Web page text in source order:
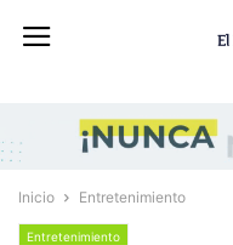
Inicio Entretenimiento
Entretenimiento